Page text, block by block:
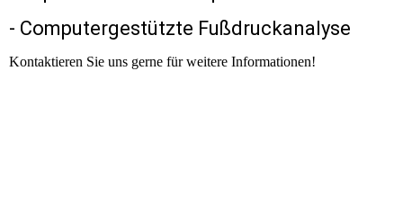
- Computergestützte Fußdruckanalyse
Kontaktieren Sie uns gerne für weitere Informationen!